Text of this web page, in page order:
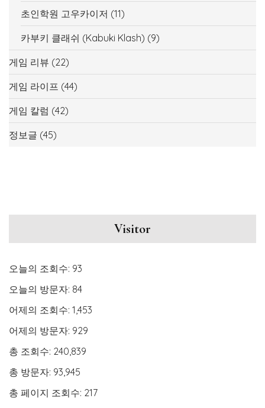
초인학원 고우카이저 (11)
카부키 클래쉬 (Kabuki Klash) (9)
게임 리뷰 (22)
게임 라이프 (44)
게임 칼럼 (42)
정보글 (45)
Visitor
오늘의 조회수: 93
오늘의 방문자: 84
어제의 조회수: 1,453
어제의 방문자: 929
총 조회수: 240,839
총 방문자: 93,945
총 페이지 조회수: 217